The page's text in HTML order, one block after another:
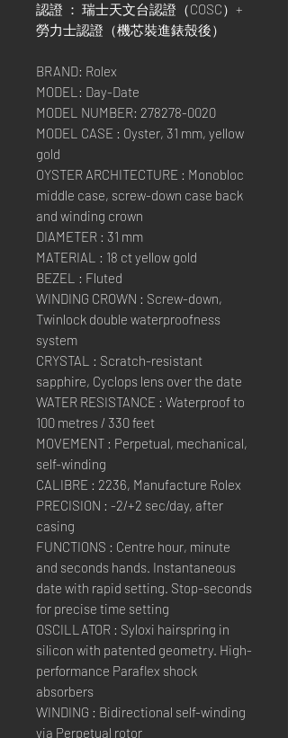
認證 ： 瑞士天文台認證（COSC）+
勞力士認證（機芯裝進錶殼後）
BRAND: Rolex
MODEL: Day-Date
MODEL NUMBER: 278278-0020
MODEL CASE : Oyster, 31 mm, yellow
gold
OYSTER ARCHITECTURE : Monobloc
middle case, screw-down case back
and winding crown
DIAMETER : 31 mm
MATERIAL : 18 ct yellow gold
BEZEL : Fluted
WINDING CROWN : Screw-down,
Twinlock double waterproofness
system
CRYSTAL : Scratch-resistant
sapphire, Cyclops lens over the date
WATER RESISTANCE : Waterproof to
100 metres / 330 feet
MOVEMENT : Perpetual, mechanical,
self-winding
CALIBRE : 2236, Manufacture Rolex
PRECISION : -2/+2 sec/day, after
casing
FUNCTIONS : Centre hour, minute
and seconds hands. Instantaneous
date with rapid setting. Stop-seconds
for precise time setting
OSCILLATOR : Syloxi hairspring in
silicon with patented geometry. High-
performance Paraflex shock
absorbers
WINDING : Bidirectional self-winding
via Perpetual rotor